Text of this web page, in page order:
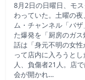
8月2日の日曜日、モ
わっていた。土曜の
ム・チャンネル「バ
た爆発を「厨房のガス
話は「身元不明の女
って店内に入ろうと
人、負傷者21人。店
会が開かれ…